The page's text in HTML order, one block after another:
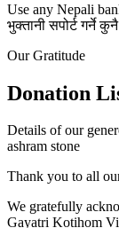
Use any Nepali
भुक्तानी सपोर्ट गर्ने
Our Gratitude
Donation
Details of our
ashram stone
Thank you to all
We gratefully
Gayatri Kotihom